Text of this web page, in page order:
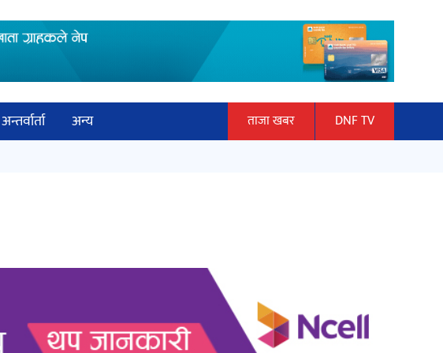
अन्तर्वार्ता
अन्य
ताजा खबर DNF TV
हलमा छैन ‘गौँथली’को टिकट